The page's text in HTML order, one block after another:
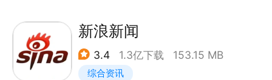
经典节目回顾：凤凰卫视独家经典栏目、原创精品、重
磅纪录片、全球政要名人访谈、海量独家内容，尽在于
此。
新浪新闻
3.4 1.3亿下载 153.15 MB
综合资讯